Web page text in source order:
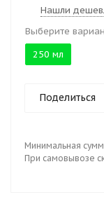
Нашли
Выберите
250 мл
Поделиться
Минимальная
При самовывозе